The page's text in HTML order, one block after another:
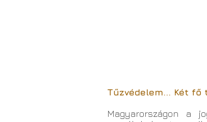
Tűzvédelem... Két
Magyarországon a